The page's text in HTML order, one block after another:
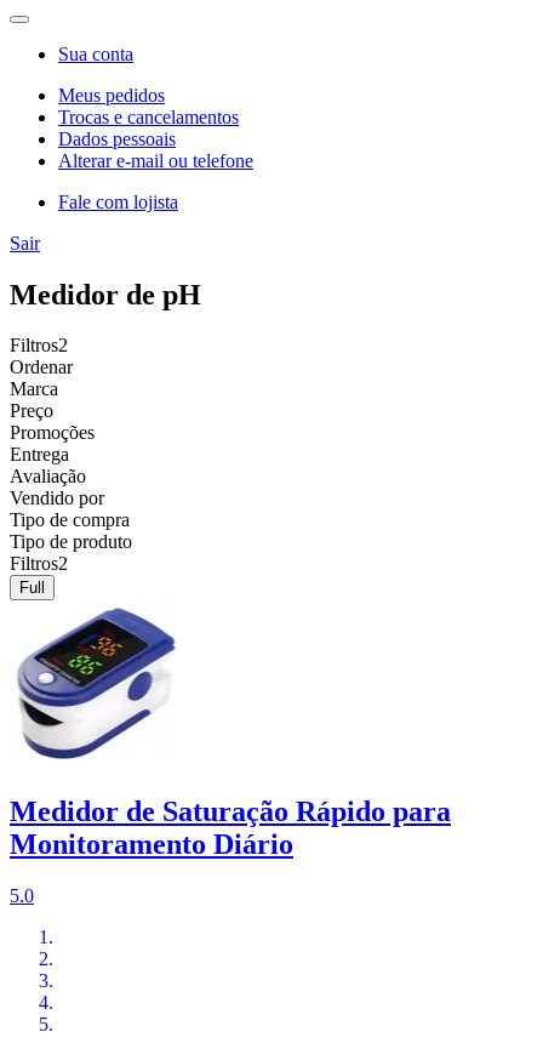
Sua conta
Meus pedidos
Trocas e cancelamentos
Dados pessoais
Alterar e-mail ou telefone
Fale com lojista
Sair
Medidor de pH
Filtros2
Ordenar
Marca
Preço
Promoções
Entrega
Avaliação
Vendido por
Tipo de compra
Tipo de produto
Filtros2
Full
Medidor de Saturação Rápido para
Monitoramento Diário
5.0